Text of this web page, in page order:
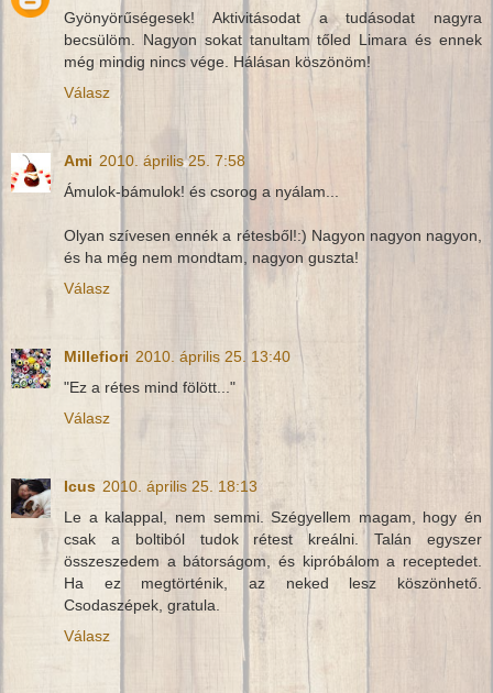
Gyönyörűségesek! Aktivitásodat a tudásodat nagyra
becsülöm. Nagyon sokat tanultam tőled Limara és ennek
még mindig nincs vége. Hálásan köszönöm!
Válasz
Ami 2010. április 25. 7:58
Ámulok-bámulok! és csorog a nyálam...
Olyan szívesen ennék a rétesből!:) Nagyon nagyon nagyon,
és ha még nem mondtam, nagyon guszta!
Válasz
Millefiori 2010. április 25. 13:40
"Ez a rétes mind fölött..."
Válasz
Icus 2010. április 25. 18:13
Le a kalappal, nem semmi. Szégyellem magam, hogy én
csak a boltiból tudok rétest kreálni. Talán egyszer
összeszedem a bátorságom, és kipróbálom a receptedet.
Ha ez megtörténik, az neked lesz köszönhető.
Csodaszépek, gratula.
Válasz